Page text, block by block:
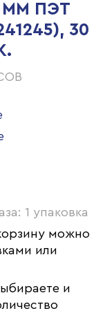
ММ ПЭТ
30
1 упаковка
можно
или
и